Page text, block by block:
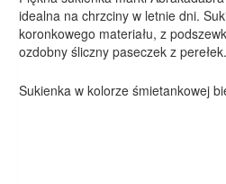
idealna na chrzciny w letnie dni.
koronkowego materiału, z
ozdobny śliczny paseczek z perełek.
Sukienka w kolorze śmietankowej